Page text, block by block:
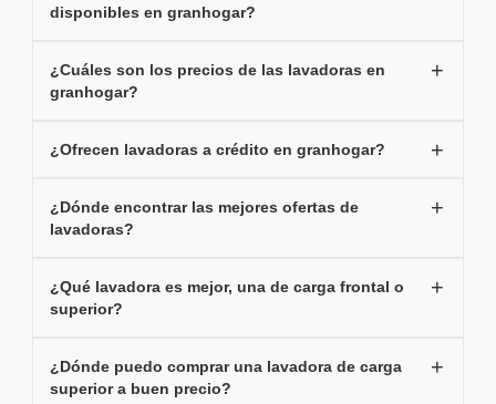
disponibles en granhogar?
¿Cuáles son los precios de las lavadoras en
granhogar?
¿Ofrecen lavadoras a crédito en granhogar?
¿Dónde encontrar las mejores ofertas de
lavadoras?
¿Qué lavadora es mejor, una de carga frontal o
superior?
¿Dónde puedo comprar una lavadora de carga
superior a buen precio?